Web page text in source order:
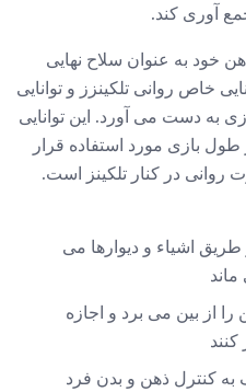
آوری کند.
خود به عنوان سلاح نهایی
خاص روانی تلکینزز و توانایی
به دست می آورد. این توانایی
بازی مورد استفاده قرار
روانی در کنار تلکینز است.
طریق اشیاء و دیوارها می
از بین می برد و اجازه
به کنترل ذهن و بدن فرد